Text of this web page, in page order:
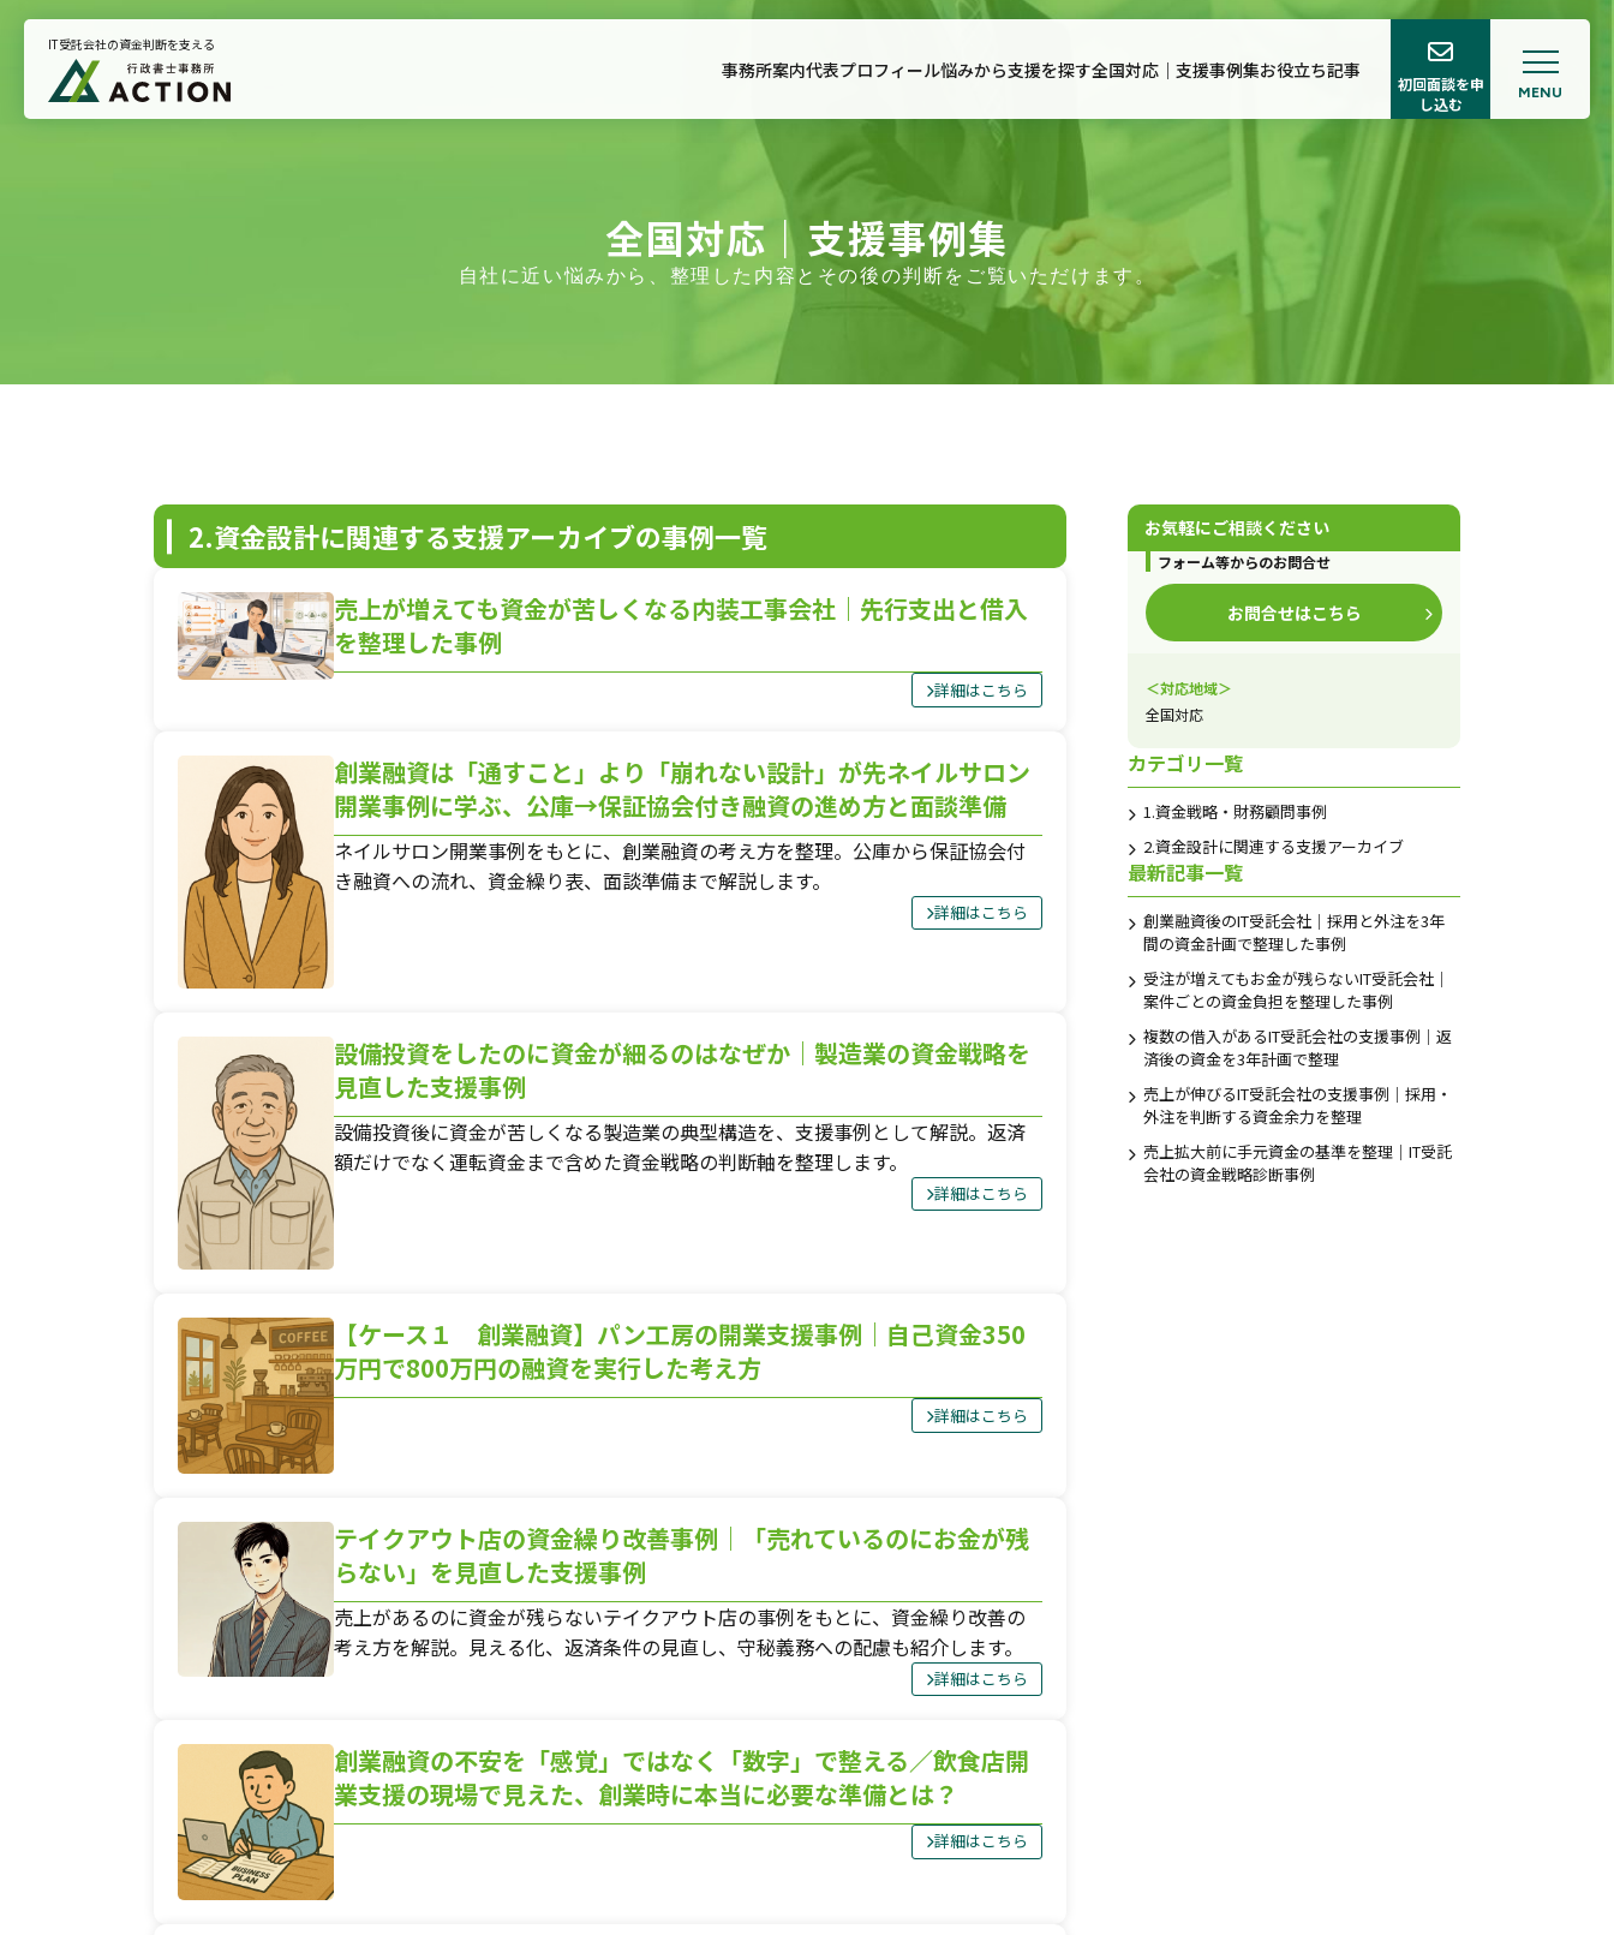
IT受託会社の資金判断を支える
事務所案内
事務所案内
アクセス
代表プロフィール悩みから支援を探す全国対応｜支援事例集お役立ち記事
初回面談を申
し込む
MENU
全国対応｜支援事例集
自社に近い悩みから、整理した内容とその後の判断をご覧いただけます。
2.資金設計に関連する支援アーカイブの事例一覧
売上が増えても資金が苦しくなる内装工事会社｜先行支出と借入
を整理した事例
詳細はこちら
創業融資は「通すこと」より「崩れない設計」が先ネイルサロン
開業事例に学ぶ、公庫→保証協会付き融資の進め方と面談準備
ネイルサロン開業事例をもとに、創業融資の考え方を整理。公庫から保証協会付
き融資への流れ、資金繰り表、面談準備まで解説します。
詳細はこちら
設備投資をしたのに資金が細るのはなぜか｜製造業の資金戦略を
見直した支援事例
設備投資後に資金が苦しくなる製造業の典型構造を、支援事例として解説。返済
額だけでなく運転資金まで含めた資金戦略の判断軸を整理します。
詳細はこちら
【ケース１ 創業融資】パン工房の開業支援事例｜自己資金350
万円で800万円の融資を実行した考え方
詳細はこちら
テイクアウト店の資金繰り改善事例｜「売れているのにお金が残
らない」を見直した支援事例
売上があるのに資金が残らないテイクアウト店の事例をもとに、資金繰り改善の
考え方を解説。見える化、返済条件の見直し、守秘義務への配慮も紹介します。
詳細はこちら
創業融資の不安を「感覚」ではなく「数字」で整える／飲食店開
業支援の現場で見えた、創業時に本当に必要な準備とは？
詳細はこちら
お気軽にご相談ください
フォーム等からのお問合せ
お問合せはこちら
＜対応地域＞
全国対応
カテゴリ一覧
1.資金戦略・財務顧問事例
2.資金設計に関連する支援アーカイブ
最新記事一覧
創業融資後のIT受託会社｜採用と外注を3年
間の資金計画で整理した事例
受注が増えてもお金が残らないIT受託会社｜
案件ごとの資金負担を整理した事例
複数の借入があるIT受託会社の支援事例｜返
済後の資金を3年計画で整理
売上が伸びるIT受託会社の支援事例｜採用・
外注を判断する資金余力を整理
売上拡大前に手元資金の基準を整理｜IT受託
会社の資金戦略診断事例
トップページ
全国対応｜支援事例集
お役立ち記事
面談予約・支援適合性確認
初回相談のご案内
120分で、資金の不安を整理します。
複雑につながった資金の悩みを、
料金は、33,000円（税込）。
面談後には、
現状の課題、確認すべき数字、
次に打つべき手をまとめた
「初回面談レポート」を納品します。
🍃ご相談方法について
◎現在、電話相談は承っておりません。
メールでのお問合せ
24時間365日受付
対応地域
全国対応